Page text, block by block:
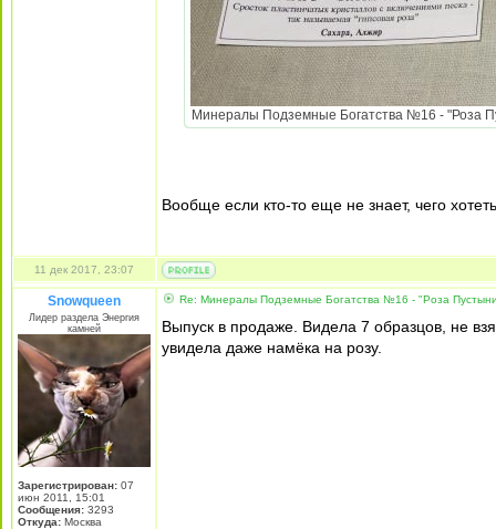
Минералы Подземные Богатства №16 - "Роза
Вообще если кто-то еще не знает, чего
11 дек 2017, 23:07
Snowqueen
Лидер раздела Энергия
камней
Зарегистрирован: 07
июн 2011, 15:01
Сообщения: 3293
Откуда: Москва
Re: Минералы Подземные Богатства №16 - "Роза
Выпуск в продаже. Видела 7 образцов, не
увидела даже намёка на розу.